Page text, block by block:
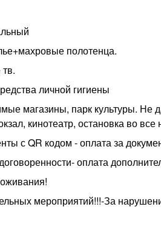
полотенца.
личной гигиены
магазины, парк культуры. Не
кинотеатр, остановка во
с QR кодом - оплата за
оплата
мероприятий!!!-За